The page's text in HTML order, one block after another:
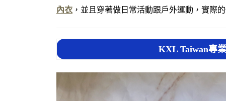
內衣 ，並且穿著做日常活動跟戶外運動，實際
KXL Taiwan專